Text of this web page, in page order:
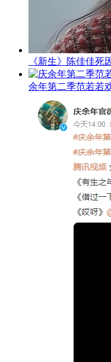
《新生》陈佳佳死
余年第二季范若若